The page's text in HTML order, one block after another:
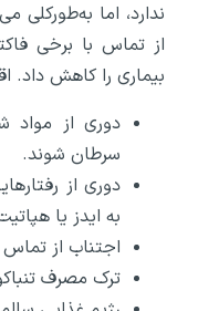
ندارد، اما به‌طورکلی
از تماس با برخی
بیماری را کاهش داد.
دوری از مواد
سرطان شوند.
دوری از
به ایدز یا هپاتیت C کند.
اجتناب از تماس
ترک مصرف تنباکو